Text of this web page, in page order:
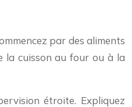
par des aliments
la cuisson au four ou à la
étroite. Expliquez